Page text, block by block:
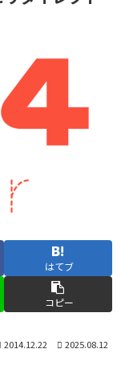
はてブ
コピー
2014.12.22 2025.08.12